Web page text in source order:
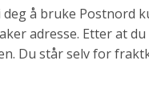
å bruke Postnord
adresse. Etter at
Du står selv for